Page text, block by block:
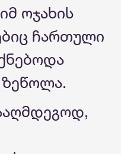
ოჯახის
ჩართული